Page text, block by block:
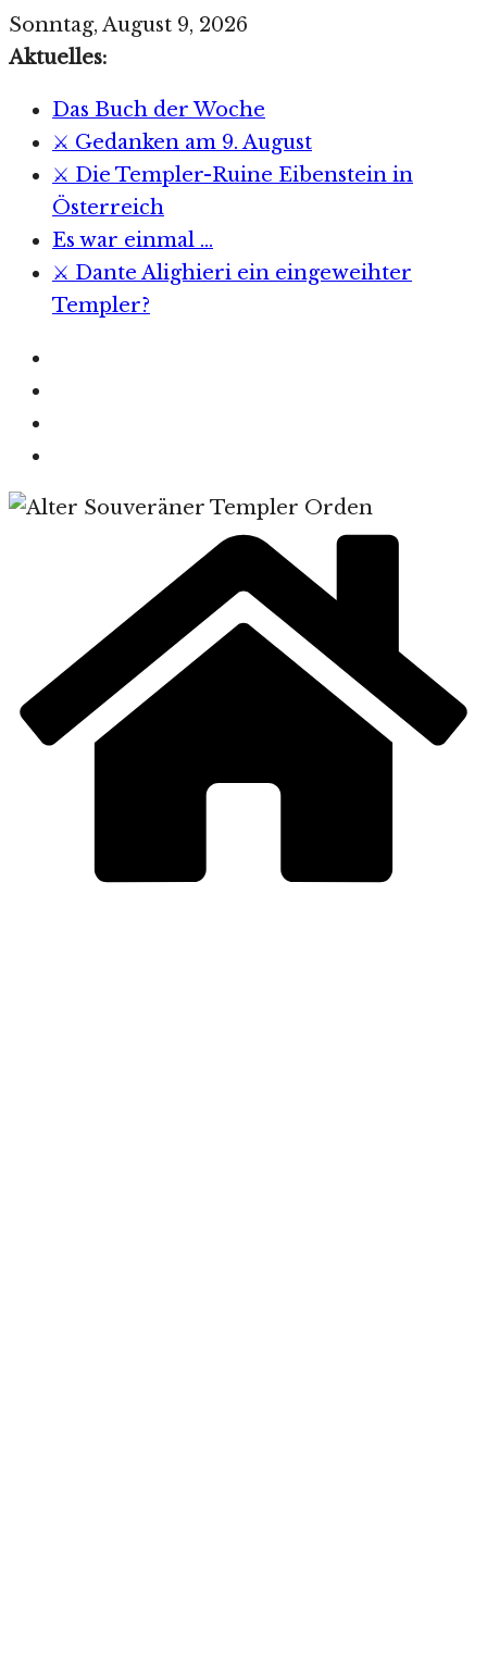
Zum
Inhalt
Sonntag, August 9, 2026
Aktuelles:
Das Buch der Woche
⚔️ Gedanken am 9. August
⚔️ Die Templer-Ruine Eibenstein in
Österreich
Es war einmal …
⚔️ Dante Alighieri ein eingeweihter
Templer?